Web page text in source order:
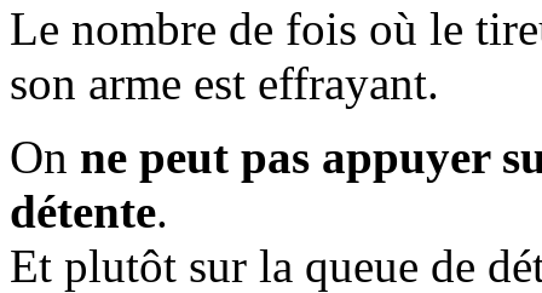
Le nombre de fois où le
son arme est effrayant.
On ne peut pas appuyer
détente.
Et plutôt sur la queue de